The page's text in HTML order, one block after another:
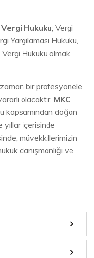
Vergi Hukuku; Vergi
Yargılaması Hukuku,
Hukuku olmak
bir profesyonele
olacaktır. MKC
kapsamından doğan
içerisinde
müvekkillerimizin
danışmanlığı ve